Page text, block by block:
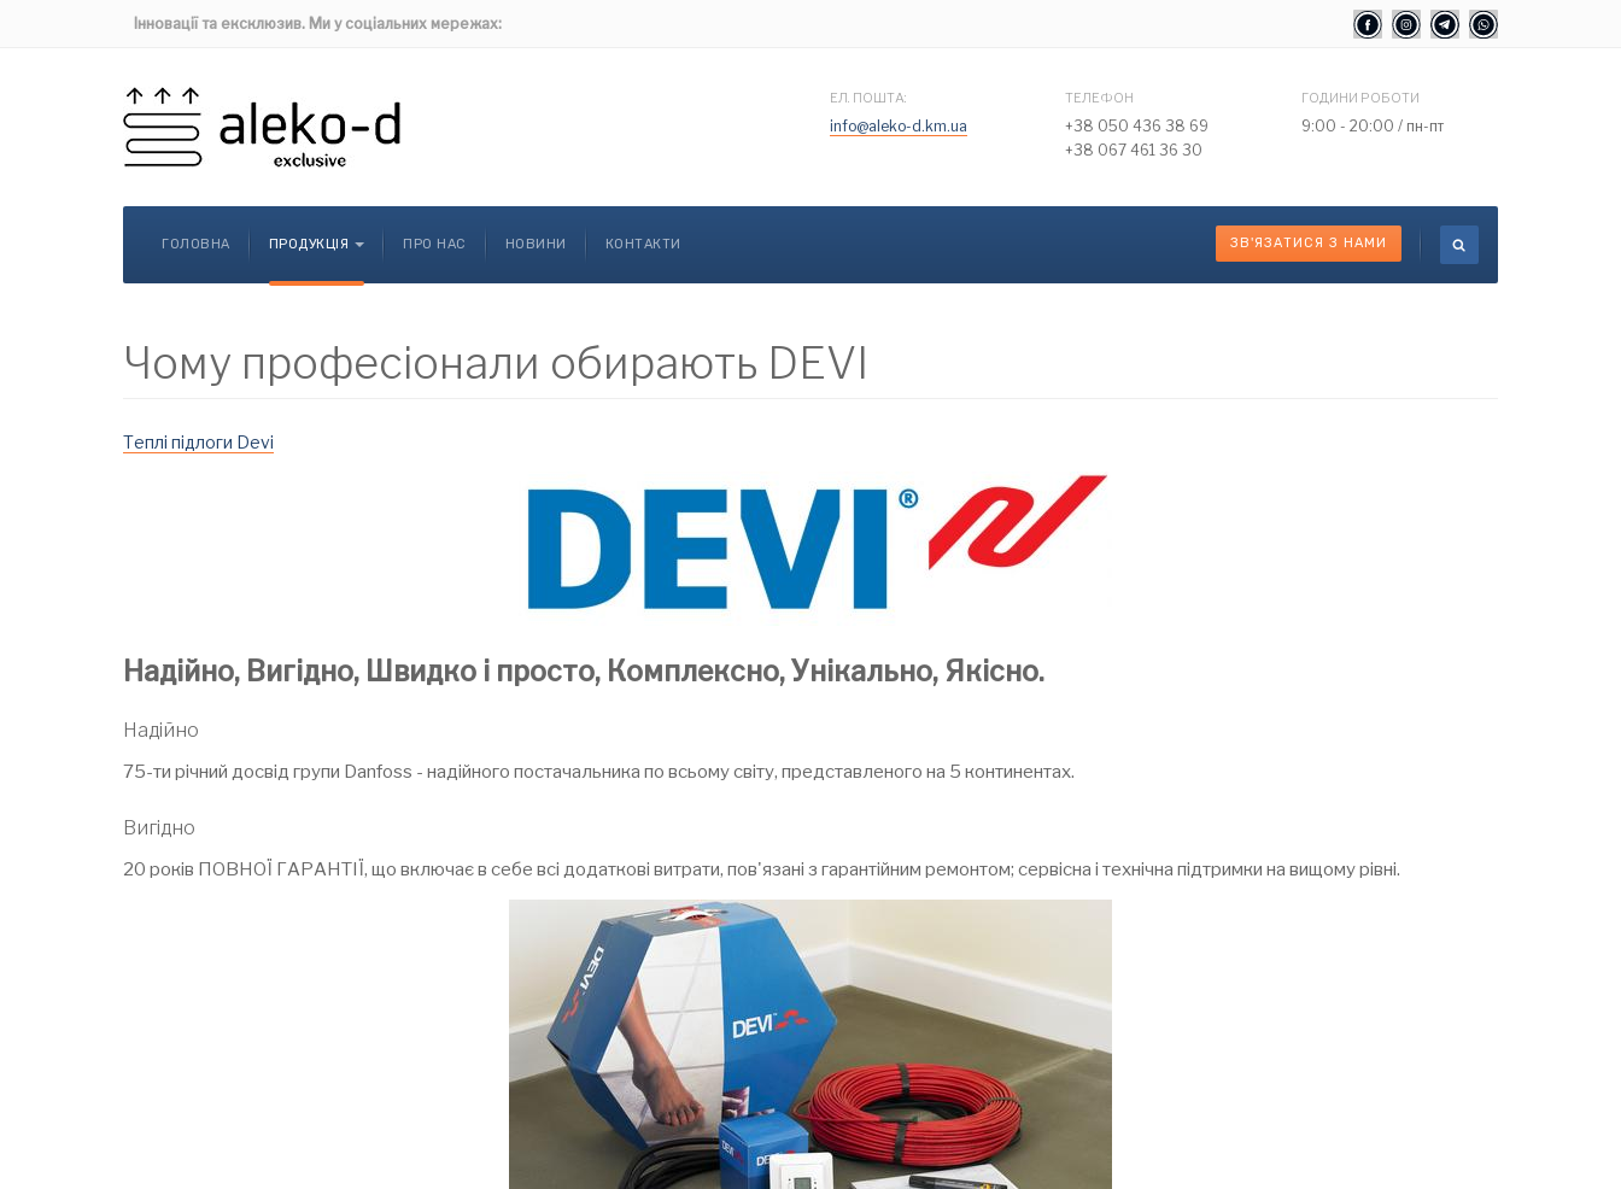
Інновації та ексклюзив. Ми у соціальних мережах:
ЕЛ. ПОШТА:
info@aleko-d.km.ua
ТЕЛЕФОН
+38 050 436 38 69
+38 067 461 36 30
ГОДИНИ РОБОТИ
9:00 - 20:00 / пн-пт
ГОЛОВНА ПРОДУКЦІЯ ПРО НАС НОВИНИ КОНТАКТИ ЗВ'ЯЗАТИСЯ З НАМИ
Чому професіонали обирають DEVI
Теплі підлоги Devi
Надійно, Вигідно, Швидко і просто, Комплексно, Унікально, Якісно.
Надійно
75-ти річний досвід групи Danfoss - надійного постачальника по всьому світу, представленого на 5 континентах.
Вигідно
20 років ПОВНОЇ ГАРАНТІЇ, що включає в себе всі додаткові витрати, пов'язані з гарантійним ремонтом; сервісна і технічна підтримки на вищому рівні.